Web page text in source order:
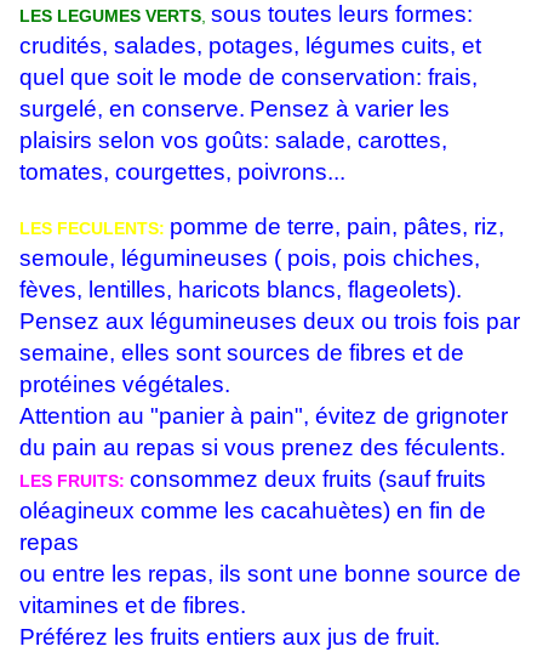
LES LEGUMES VERTS sous toutes leurs formes:
crudités, salades, potages, légumes cuits, et
quel que soit le mode de conservation: frais,
surgelé, en conserve. Pensez à varier les
plaisirs selon vos goûts: salade, carottes,
tomates, courgettes, poivrons...
LES FECULENTS: pomme de terre, pain, pâtes, riz,
semoule, légumineuses ( pois, pois chiches,
fèves, lentilles, haricots blancs, flageolets).
Pensez aux légumineuses deux ou trois fois par
semaine, elles sont sources de fibres et de
protéines végétales.
Attention au "panier à pain", évitez de grignoter
du pain au repas si vous prenez des féculents.
LES FRUITS: consommez deux fruits (sauf fruits
oléagineux comme les cacahuètes) en fin de
repas
ou entre les repas, ils sont une bonne source de
vitamines et de fibres.
Préférez les fruits entiers aux jus de fruit.